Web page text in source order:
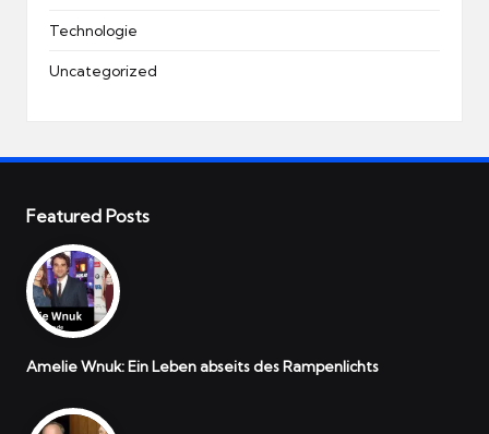
Technologie
Uncategorized
Featured Posts
Amelie Wnuk: Ein Leben abseits des Rampenlichts